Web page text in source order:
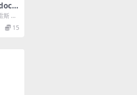
斯 编
类
15